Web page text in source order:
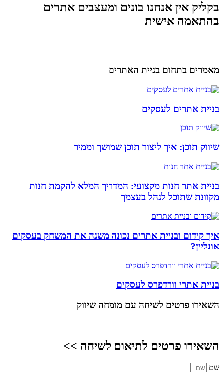
בקליק אין אנחנו בונים ומעצבים אתרים
בהתאמה אישית
מאמרים בתחום בניית האתרים
בניית אתרים לעסקים
שיווק תוכן: איך ליצור תוכן שמושך וממיר
בניית אתר חנות מקצועי: המדריך המלא להקמת חנות
מקוונת שתוכל לנהל בעצמך
איך קידום ובניית אתרים נכונה משנה את המשחק בעסקים
אונליין?
בניית אתרי וורדפרס לעסקים
השאירו פרטים לשיחה עם מומחה שיווק
השאירו פרטים לתיאום לשיחה >>
שם